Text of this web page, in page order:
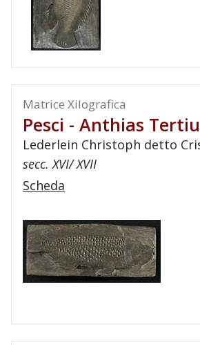
Matrice Xilografica
Pesci - Anthias
Lederlein Christoph detto
secc. XVI/ XVII
Scheda